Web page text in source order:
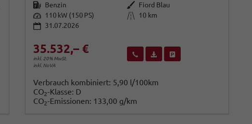
Kraftstoff Benzin Außenfarbe
Fiord Blau
Leistung 110 kW (150 PS) Kilometerstand
10 km
31.07.2026
35.532,– €
inkl. 20% MwSt.
inkl. NoVA
Wir rufen Sie anFahrzeugexposé (PDF)
Fahrzeug parken
Verbrauch kombiniert: 5,90 l/100km
CO2-Klasse: D
CO2-Emissionen: 133,00 g/km